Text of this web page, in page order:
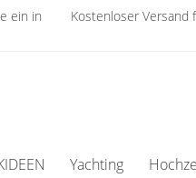
ein in
Kostenloser Versand
Yachting